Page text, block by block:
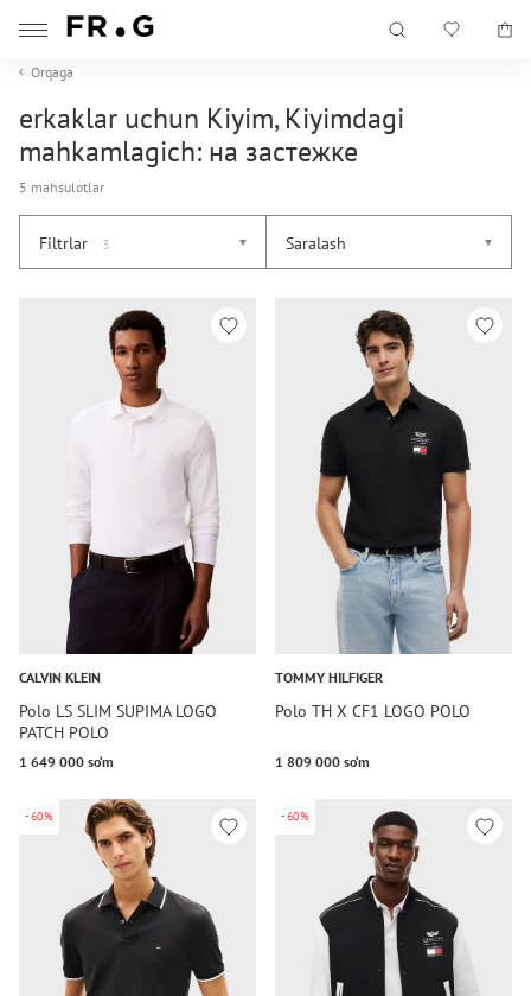
Orqaga
erkaklar uchun Kiyim, Kiyimdagi
mahkamlagich: на застежке
5 mahsulotlar
Filtrlar 3 Saralash
CALVIN KLEIN
Polo LS SLIM SUPIMA LOGO
PATCH POLO
1 649 000 so‘m
TOMMY HILFIGER
Polo TH X CF1 LOGO POLO
1 809 000 so‘m
-60% -60%